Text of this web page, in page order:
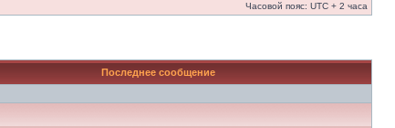
Часовой пояс: UTC + 2 часа
Последнее сообщение